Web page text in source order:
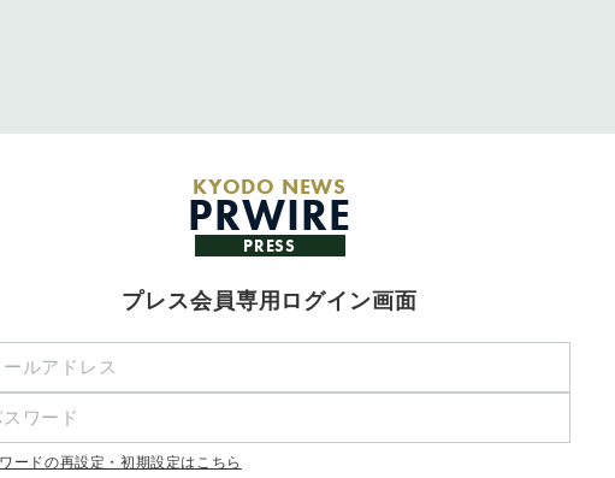
KYODO NEWS
PRWIRE
PRESS
プレス会員専用ログイン画面
ードの再設定・初期設定はこちら